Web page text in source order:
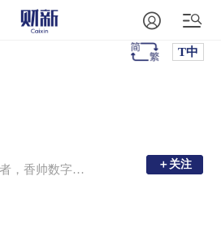
T中
博士、金融学者，香帅数字经济工作室创始人，香帅的金融江湖公众号主理人，香帅的北大金融学课主理人，年度财富报告主理人，曾任北京大学金融学副教授、博士生导师。 ＋关注
＋关注